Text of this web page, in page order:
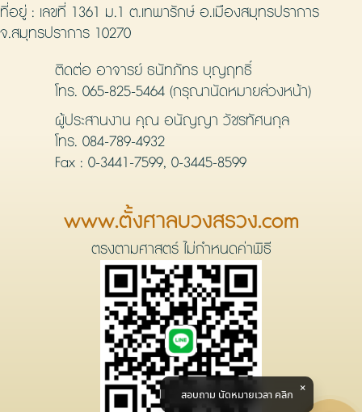
ที่อยู่ : เลขที่ 1361 ม.1 ต.เทพารักษ์ อ.เมืองสมุทรปราการ
จ.สมุทรปราการ 10270
ติดต่อ อาจารย์ ธนัทภัทร บุญฤทธิ์
โทร. 065-825-5464 (กรุณานัดหมายล่วงหน้า)
ผู้ประสานงาน คุณ อนัญญา วัชรทัศนกุล
โทร. 084-789-4932
Fax : 0-3441-7599, 0-3445-8599
www.ตั้งศาลบวงสรวง.com
ตรงตามศาสตร์ ไม่กำหนดค่าพิธี
สอบถาม นัดหมายเวลา คลิก